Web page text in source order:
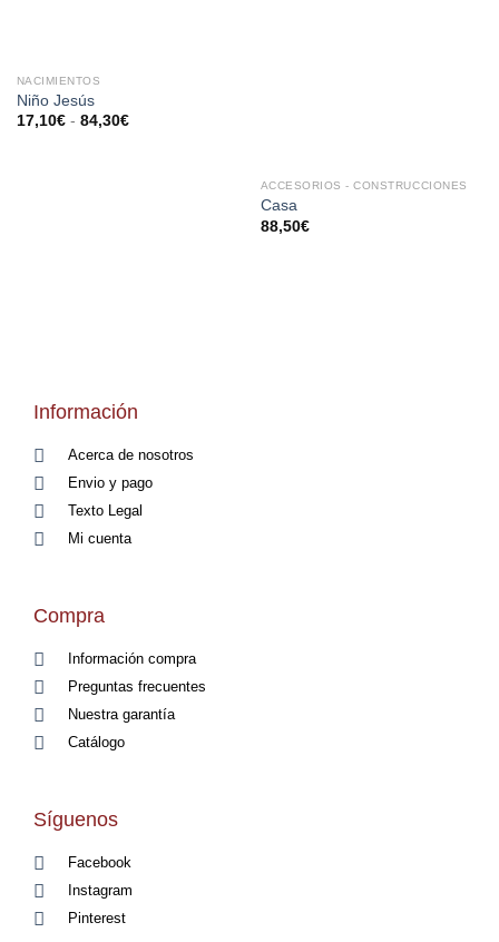
NACIMIENTOS
Niño Jesús
17,10€ - 84,30€
ACCESORIOS - CONSTRUCCIONES
Casa
88,50€
Información
Acerca de nosotros
Envio y pago
Texto Legal
Mi cuenta
Compra
Información compra
Preguntas frecuentes
Nuestra garantía
Catálogo
Síguenos
Facebook
Instagram
Pinterest